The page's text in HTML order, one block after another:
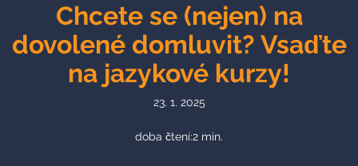
Chcete se (nejen) na
dovolené domluvit? Vsaďte
na jazykové kurzy!
23. 1. 2025
doba čtení:2 min.